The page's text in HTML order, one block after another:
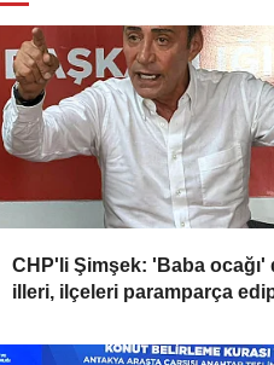
CHP'li Şimşek: 'Baba ocağı'
illeri, ilçeleri paramparça